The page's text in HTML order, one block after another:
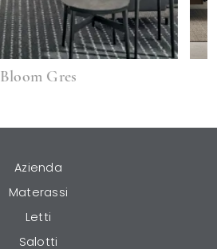
Bloom Gres
Azienda
Materassi
Letti
Salotti